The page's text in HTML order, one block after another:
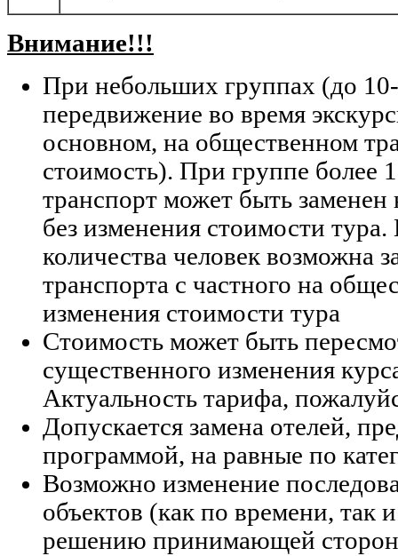
Внимание!!!
При небольших группах (до
передвижение во время
основном, на общественном
стоимость). При группе более
транспорт может быть заменен
без изменения стоимости
количества человек возможна
транспорта с частного на
изменения стоимости тура
Стоимость может быть
существенного изменения
Актуальность тарифа,
Допускается замена отелей,
программой, на равные по
Возможно изменение
объектов (как по времени, так
решению принимающей